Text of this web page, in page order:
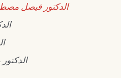
الدكتور فيصل